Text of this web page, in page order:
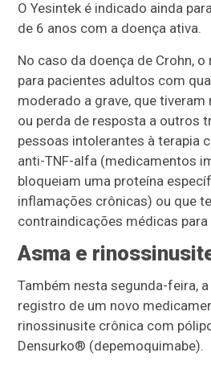
O Yesintek é indicado ainda
de 6 anos com a doença ativa.
No caso da doença de Crohn,
para pacientes adultos com
moderado a grave, que
ou perda de resposta a outros
pessoas intolerantes à terapia
anti-TNF-alfa (medicamentos
bloqueiam uma proteína
inflamações crônicas) ou que
contraindicações médicas
Asma e
Também nesta segunda-feira,
registro de um novo
rinossinusite crônica com
Densurko® (depemoquimabe).